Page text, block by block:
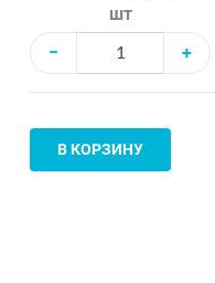
шт
−
+
В КОРЗИНУ